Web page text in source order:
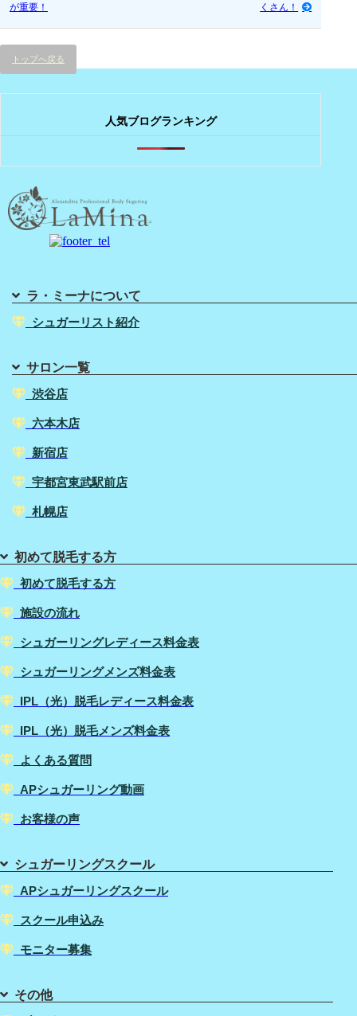
が重要！
くさん！
トップへ戻る
人気ブログランキング
ラ・ミーナについて
シュガーリスト紹介
サロン一覧
渋谷店
六本木店
新宿店
宇都宮東武駅前店
札幌店
初めて脱毛する方
初めて脱毛する方
施設の流れ
シュガーリングレディース料金表
シュガーリングメンズ料金表
IPL（光）脱毛レディース料金表
IPL（光）脱毛メンズ料金表
よくある質問
APシュガーリング動画
お客様の声
シュガーリングスクール
APシュガーリングスクール
スクール申込み
モニター募集
その他